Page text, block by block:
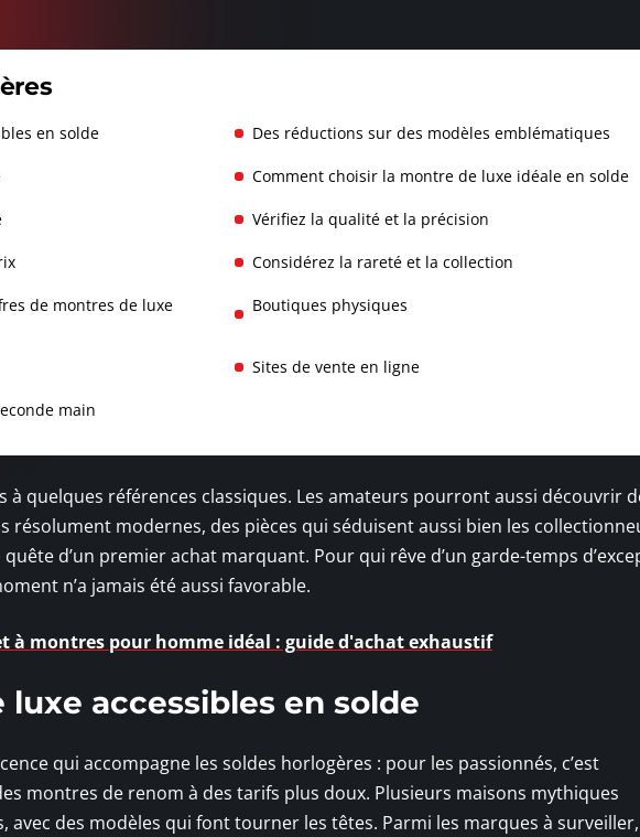
en solde Des réductions sur des modèles emblématiques
Comment choisir la montre de luxe idéale en solde
Vérifiez la qualité et la précision
Considérez la rareté et la collection
de montres de luxe
Boutiques physiques
Sites de vente en ligne
main
à quelques références classiques. Les amateurs pourront aussi découvrir
résolument modernes, des pièces qui séduisent aussi bien les
d’un premier achat marquant. Pour qui rêve d’un garde-temps
n’a jamais été aussi favorable.
à montres pour homme idéal : guide d'achat exhaustif
luxe accessibles en solde
qui accompagne les soldes horlogères : pour les passionnés, c’est
montres de renom à des tarifs plus doux. Plusieurs maisons mythiques
avec des modèles qui font tourner les têtes. Parmi les marques à